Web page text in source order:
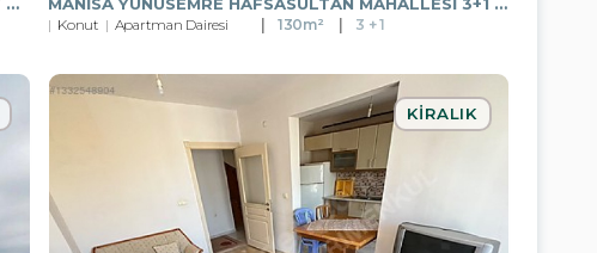
Konut Apartman Dairesi 130m² 3 + 1
KIRALIK